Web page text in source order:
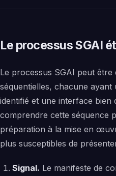
Le processus SGAI
Le processus SGAI peut être
séquentielles, chacune
identifié et une interface bien
comprendre cette séquence
préparation à la mise en
plus susceptibles de
Signal. Le manifeste de